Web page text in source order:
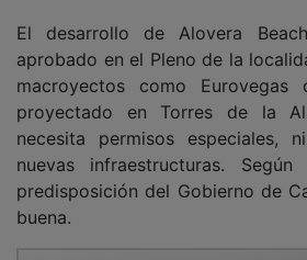
aprobado en el Pleno de la
macroyectos como Eurovegas
proyectado en Torres de la
necesita permisos especiales,
nuevas infraestructuras.
predisposición del Gobierno de
buena.